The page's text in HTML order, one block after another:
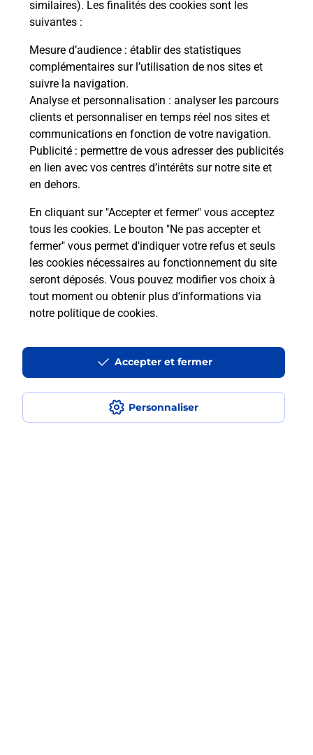
similaires). Les finalités des cookies sont les
suivantes :
Mesure d’audience : établir des statistiques
complémentaires sur l’utilisation de nos sites et
suivre la navigation.
Analyse et personnalisation : analyser les parcours
clients et personnaliser en temps réel nos sites et
communications en fonction de votre navigation.
Publicité : permettre de vous adresser des publicités
en lien avec vos centres d’intérêts sur notre site et
en dehors.
En cliquant sur "Accepter et fermer" vous acceptez
tous les cookies. Le bouton "Ne pas accepter et
fermer" vous permet d'indiquer votre refus et seuls
les cookies nécessaires au fonctionnement du site
seront déposés. Vous pouvez modifier vos choix à
tout moment ou obtenir plus d'informations via
notre politique de cookies.
Personnaliser
Accepter et fermer
Recherchez un autre point de contact
Questions fréquemment posées
Quel réseau utilise La Poste Mobile ?
Est-ce que je peux garder mon
numéro de mobile gratuitement ?
Est-ce que je peux bénéficier de la 5G
avec La Poste Mobile ?
à l’étranger avec La Poste Mobile ?
Est-ce que je peux payer mon
smartphone Samsung en plusieurs
fois avec La Poste Mobile ?